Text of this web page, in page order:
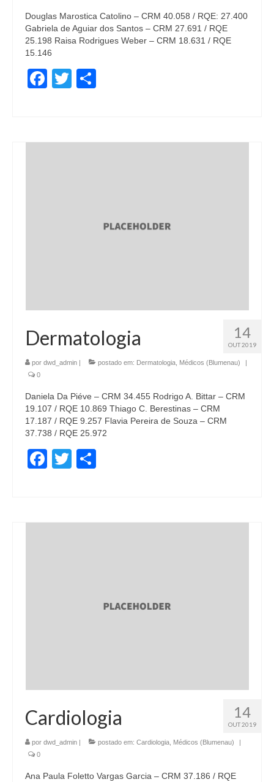
Douglas Marostica Catolino – CRM 40.058 / RQE: 27.400
Gabriela de Aguiar dos Santos – CRM 27.691 / RQE
25.198 Raisa Rodrigues Weber – CRM 18.631 / RQE
15.146
Facebook
Twitter
14
OUT 2019
Dermatologia
por dwd_admin | postado em: Dermatologia Médicos (Blumenau)
|
0
Daniela Da Piéve – CRM 34.455 Rodrigo A. Bittar – CRM
19.107 / RQE 10.869 Thiago C. Berestinas – CRM
17.187 / RQE 9.257 Flavia Pereira de Souza – CRM
37.738 / RQE 25.972
Facebook
Twitter
14
OUT 2019
Cardiologia
por dwd_admin postado em: Cardiologia Médicos (Blumenau)
0
Ana Paula Foletto Vargas Garcia – CRM 37.186 / RQE